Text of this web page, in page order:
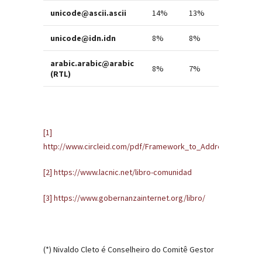
unicode@ascii.ascii 14% 13%
unicode@idn.idn 8% 8%
arabic.arabic@arabic
(RTL)
8% 7%
[1]
http://www.circleid.com/pdf/
[2] https://www.lacnic.net/libro-comunidad
[3] https://www.gobernanzainternet.org/libro/
(*) Nivaldo Cleto é Conselheiro do Comitê Gestor